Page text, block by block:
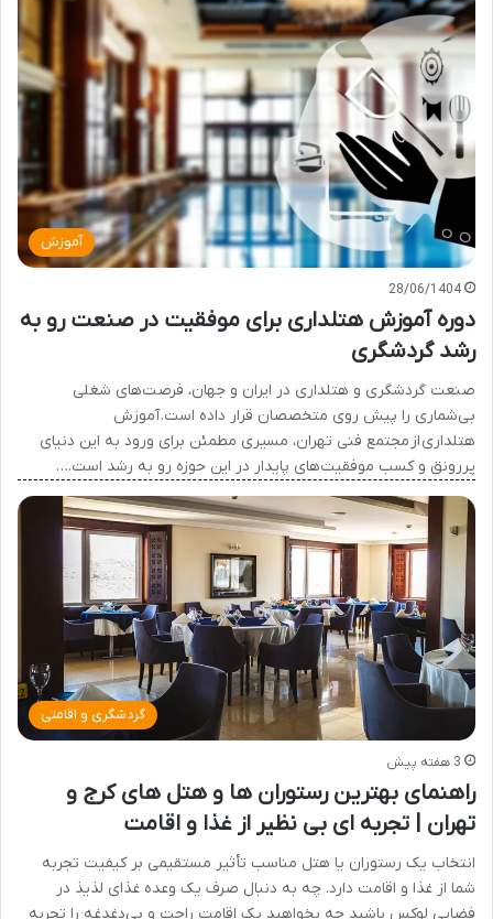
آموزش
28/06/1404
دوره آموزش هتلداری برای موفقیت در صنعت رو به
رشد گردشگری
صنعت گردشگری و هتلداری در ایران و جهان، فرصت‌های شغلی
بی‌شماری را پیش روی متخصصان قرار داده است. آموزش
هتلداری از مجتمع فنی تهران، مسیری مطمئن برای ورود به این دنیای
پررونق و کسب موفقیت‌های پایدار در این حوزه رو به رشد است.…
گردشگری و اقامتی
3 هفته پیش
راهنمای بهترین رستوران ها و هتل های کرج و
تهران | تجربه ای بی نظیر از غذا و اقامت
انتخاب یک رستوران یا هتل مناسب تأثیر مستقیمی بر کیفیت تجربه
شما از غذا و اقامت دارد. چه به دنبال صرف یک وعده غذای لذیذ در
فضایی لوکس باشید چه بخواهید یک اقامت راحت و بی‌دغدغه را تجربه